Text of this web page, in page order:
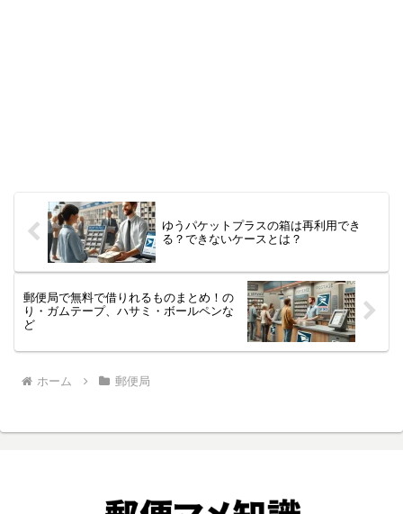
ゆうパケットプラスの箱は再利用でき
る？できないケースとは？
郵便局で無料で借りれるものまとめ！の
り・ガムテープ、ハサミ・ボールペンな
ど
ホーム 郵便局